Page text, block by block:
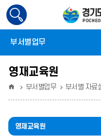
검
색
성
부서별업무
영재교육원
부서별업무 부서별 자료
영재교육원